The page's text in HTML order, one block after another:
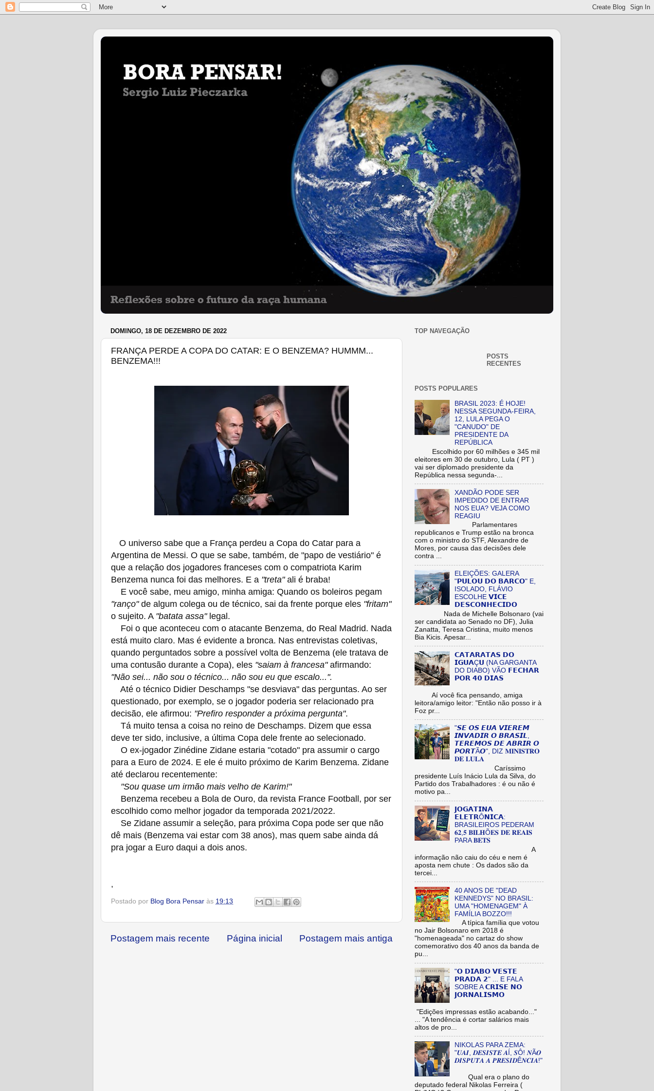
DOMINGO, 18 DE DEZEMBRO DE 2022
FRANÇA PERDE A COPA DO CATAR: E O BENZEMA? HUMMM...
BENZEMA!!!
O universo sabe que a França perdeu a Copa do Catar para a
Argentina de Messi. O que se sabe, também, de "papo de vestiário" é
que a relação dos jogadores franceses com o compatriota Karim
Benzema nunca foi das melhores. E a "treta"ali é braba!
E você sabe, meu amigo, minha amiga: Quando os boleiros pegam
"ranço"de algum colega ou de técnico, sai da frente porque eles "fritam"
o sujeito. A "batata assa"legal.
Foi o que aconteceu com o atacante Benzema, do Real Madrid. Nada
está muito claro. Mas é evidente a bronca. Nas entrevistas coletivas,
quando perguntados sobre a possível volta de Benzema (ele tratava de
uma contusão durante a Copa), eles "saiam à francesa"afirmando:
"Não sei... não sou o técnico... não sou eu que escalo...".
Até o técnico Didier Deschamps "se desviava" das perguntas. Ao ser
questionado, por exemplo, se o jogador poderia ser relacionado pra
decisão, ele afirmou: "Prefiro responder a próxima pergunta".
Tá muito tensa a coisa no reino de Deschamps. Dizem que essa
deve ter sido, inclusive, a última Copa dele frente ao selecionado.
O ex-jogador Zinédine Zidane estaria "cotado" pra assumir o cargo
para a Euro de 2024. E ele é muito próximo de Karim Benzema. Zidane
até declarou recentemente:
"Sou quase um irmão mais velho de Karim!"
Benzema recebeu a Bola de Ouro, da revista France Football, por ser
escolhido como melhor jogador da temporada 2021/2022.
Se Zidane assumir a seleção, para próxima Copa pode ser que não
dê mais (Benzema vai estar com 38 anos), mas quem sabe ainda dá
pra jogar a Euro daqui a dois anos.
,
Postado por Blog Bora Pensar às 19:13
Postagem mais recente Postagem mais antiga
Página inicial
TOP NAVEGAÇÃO
POSTS
RECENTES
POSTS POPULARES
BRASIL 2023: É HOJE!
NESSA SEGUNDA-FEIRA,
12, LULA PEGA O
"CANUDO" DE
PRESIDENTE DA
REPÚBLICA
Escolhido por 60 milhões e 345 mil
eleitores em 30 de outubro, Lula ( PT )
vai ser diplomado presidente da
República nessa segunda-...
XANDÃO PODE SER
IMPEDIDO DE ENTRAR
NOS EUA? VEJA COMO
REAGIU
Parlamentares
republicanos e Trump estão na bronca
com o ministro do STF, Alexandre de
Mores, por causa das decisões dele
contra ...
ELEIÇÕES: GALERA
"𝗣𝗨𝗟𝗢𝗨 𝗗𝗢 𝗕𝗔𝗥𝗖𝗢" E,
ISOLADO, FLÁVIO
ESCOLHE 𝗩𝗜𝗖𝗘
𝗗𝗘𝗦𝗖𝗢𝗡𝗛𝗘𝗖𝗜𝗗𝗢
Nada de Michelle Bolsonaro (vai
ser candidata ao Senado no DF), Julia
Zanatta, Teresa Cristina, muito menos
Bia Kicis. Apesar...
𝗖𝗔𝗧𝗔𝗥𝗔𝗧𝗔𝗦 𝗗𝗢
𝗜𝗚𝗨𝗔Ç𝗨 (NA GARGANTA
DO DIABO) VÃO 𝗙𝗘𝗖𝗛𝗔𝗥
𝗣𝗢𝗥 𝟰𝟬 𝗗𝗜𝗔𝗦
Aí você fica pensando, amiga
leitora/amigo leitor: "Então não posso ir à
Foz pr...
"𝙎𝙀 𝙊𝙎 𝙀𝙐𝘼 𝙑𝙄𝙀𝙍𝙀𝙈
𝙄𝙉𝙑𝘼𝘿𝙄𝙍 𝙊 𝘽𝙍𝘼𝙎𝙄𝙇,
𝙏𝙀𝙍𝙀𝙈𝙊𝙎 𝘿𝙀 𝘼𝘽𝙍𝙄𝙍 𝙊
𝙋𝙊𝙍𝙏Ã𝙊", DIZ 𝐌𝐈𝐍𝐈𝐒𝐓𝐑𝐎
𝐃𝐄 𝐋𝐔𝐋𝐀
Caríssimo
presidente Luís Inácio Lula da Silva, do
Partido dos Trabalhadores : é ou não é
motivo pa...
𝗝𝗢𝗚𝗔𝗧𝗜𝗡𝗔
𝗘𝗟𝗘𝗧𝗥Ô𝗡𝗜𝗖𝗔:
BRASILEIROS PEDERAM
𝟔𝟐,𝟓 𝐁𝐈𝐋𝐇Õ𝐄𝐒 𝐃𝐄 𝐑𝐄𝐀𝐈𝐒
PARA 𝐁𝐄𝐓𝐒
A
informação não caiu do céu e nem é
aposta nem chute : Os dados são da
tercei...
40 ANOS DE "DEAD
KENNEDYS" NO BRASIL:
UMA "HOMENAGEM" À
FAMÍLIA BOZZO!!!
A típica família que votou
no Jair Bolsonaro em 2018 é
"homenageada" no cartaz do show
comemorativo dos 40 anos da banda de
pu...
"𝗢 𝗗𝗜𝗔𝗕𝗢 𝗩𝗘𝗦𝗧𝗘
𝗣𝗥𝗔𝗗𝗔 𝟮" ... E FALA
SOBRE A 𝗖𝗥𝗜𝗦𝗘 𝗡𝗢
𝗝𝗢𝗥𝗡𝗔𝗟𝗜𝗦𝗠𝗢
"Edições impressas estão acabando..."
... "A tendência é cortar salários mais
altos de pro...
NIKOLAS PARA ZEMA:
"𝑼𝑨𝑰, 𝑫𝑬𝑺𝑰𝑺𝑻𝑬 𝑨Í, 𝑺Ô! 𝑵Ã𝑶
𝑫𝑰𝑺𝑷𝑼𝑻𝑨 𝑨 𝑷𝑹𝑬𝑺𝑰𝑫Ê𝑵𝑪𝑰𝑨!"
Qual era o plano do
deputado federal Nikolas Ferreira (